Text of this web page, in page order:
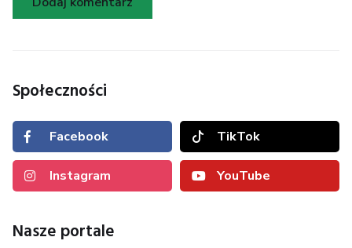
Społeczności
Facebook TikTok
Instagram YouTube
Nasze portale